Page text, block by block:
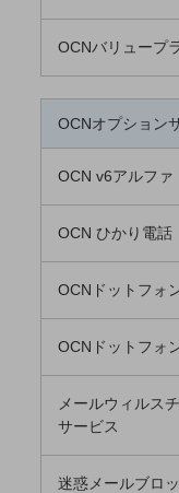
データ利活用
業務支援・マーケティン
課題・ニーズで探すTOP
コミュニケーション・情
災害対策
地域共創・地方創生
OCNバリュープ
OCNオプション
OCN v6アルファ
OCN ひかり電話
OCNドットフォ
OCNドットフォ
メールウィルス
サービス
迷惑メールブロ